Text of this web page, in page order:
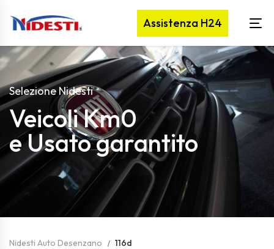
Assistenza H24
Selezione Nidesti
Veicoli Km0
e Usato garantito
Nidesti Auto Desenzano 116d